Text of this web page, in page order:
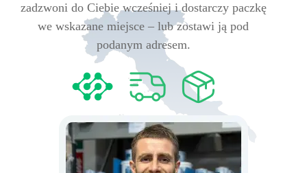
zadzwoni do Ciebie wcześniej i dostarczy paczkę
we wskazane miejsce – lub zostawi ją pod
podanym adresem.